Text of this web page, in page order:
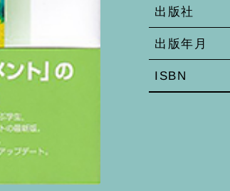
出版社
出版年月
ISBN